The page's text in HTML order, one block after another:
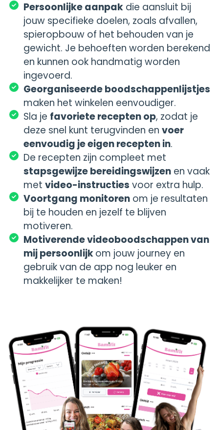
Persoonlijke aanpakdie aansluit bij
jouw specifieke doelen, zoals afvallen,
spieropbouw of het behouden van je
gewicht. Je behoeften worden berekend
en kunnen ook handmatig worden
ingevoerd.
Georganiseerde boodschappenlijstjes
maken het winkelen eenvoudiger.
Sla je favoriete recepten op, zodat je
deze snel kunt terugvinden en voer
eenvoudig je eigen recepten in.
De recepten zijn compleet met
stapsgewijze bereidingswijzenen vaak
met video-instructies voor extra hulp.
Voortgang monitorenom je resultaten
bij te houden en jezelf te blijven
motiveren.
Motiverende videoboodschappen van
mij persoonlijkom jouw journey en
gebruik van de app nog leuker en
makkelijker te maken!